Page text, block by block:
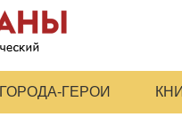
ГОРОДА-ГЕРОИ